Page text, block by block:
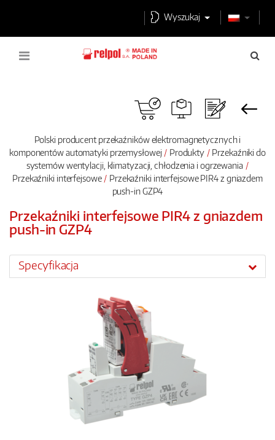
Wyszukaj
Polski producent przekaźników elektromagnetycznych i
komponentów automatyki przemysłowej
Produkty
Przekaźniki do
systemów wentylacji, klimatyzacji, chłodzenia i ogrzewania
Przekaźniki interfejsowe
Przekaźniki interfejsowe PIR4 z gniazdem
push-in GZP4
Przekaźniki interfejsowe PIR4 z gniazdem
push-in GZP4
Specyfikacja